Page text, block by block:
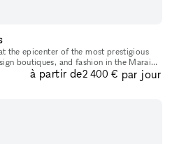
the epicenter of the most prestigious
boutiques, and fashion in the Marais.
Saint-Claude u
à partir de2 400 € par jour